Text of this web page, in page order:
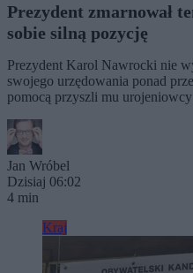
Prezydent zmarnował
sobie silną pozycję
Prezydent Karol Nawrocki nie
swojego urzędowania ponad
pomocą przyszli mu
Jan Wróbel
Dzisiaj 06:02
4 min
Kraj